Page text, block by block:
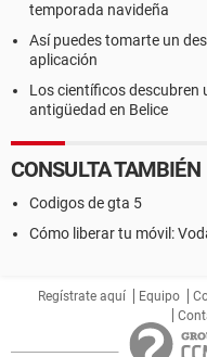
temporada navideña
Así puedes tomarte un
aplicación
Los científicos descubren
antigüedad en Belice
CONSULTA TAMBIÉN
Codigos de gta 5
Cómo liberar tu móvil:
Regístrate aquí Equipo